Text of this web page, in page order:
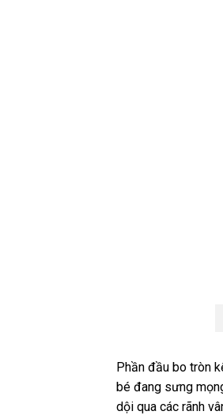
Phần đầu bo tròn
bé đang sưng
dội qua các rãnh